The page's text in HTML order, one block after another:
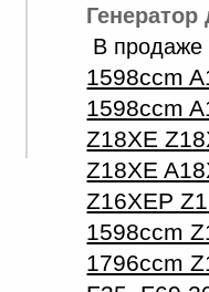
В продаже
1598ccm
1598ccm
Z18XE
Z18XE
Z16XEP
1598ccm
1796ccm